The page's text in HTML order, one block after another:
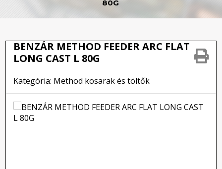
80G
BENZÁR METHOD FEEDER ARC FLAT
LONG CAST L 80G
Kategória: Method kosarak és töltők